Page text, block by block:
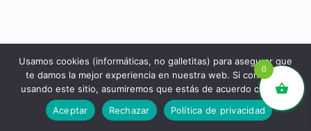
libros.eco © - Desde Barcelona para el mundo 💚 |
Devoluciones y reembolsos|Política de Privacidad
0
Usamos cookies (informáticas, no galletitas) para asegurar que
te damos la mejor experiencia en nuestra web. Si continúas
usando este sitio, asumiremos que estás de acuerdo con ello.
Aceptar
Rechazar Política de privacidad